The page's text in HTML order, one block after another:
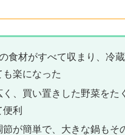
食材がすべて収まり、冷
楽になった
く、買い置きした野菜をた
利
が簡単で、大きな鍋もそ